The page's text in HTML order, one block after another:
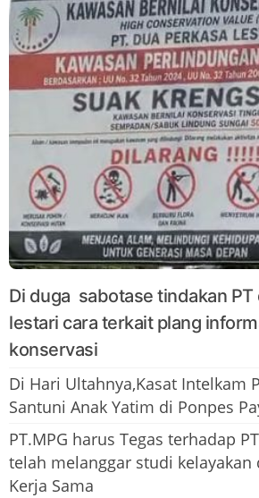
Di duga sabotase tindakan PT
lestari cara terkait plang
konservasi
Di Hari Ultahnya,Kasat Intelkam
Santuni Anak Yatim di Ponpes
PT.MPG harus Tegas terhadap
telah melanggar studi kelayakan
Kerja Sama